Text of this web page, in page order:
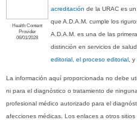
Health Content
Provider
06/01/2028
acreditación de la URAC es
que A.D.A.M. cumple los
A.D.A.M. es una de las
distinción en servicios de
editorial, el proceso editorial , y
La información aquí proporcionada no debe
ni para el diagnóstico o tratamiento de
profesional médico autorizado para el
afecciones médicas. Los enlaces a otros